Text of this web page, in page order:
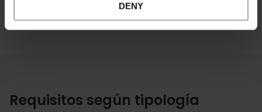
DENY
Requisitos según tipología